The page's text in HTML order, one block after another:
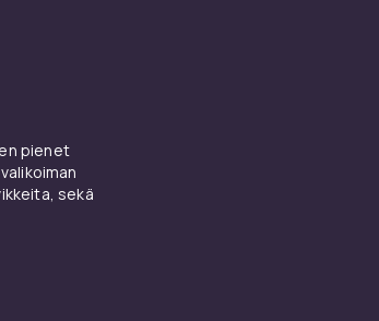
yksi merkittävimmistä
vesipullo on yksinkertaisin tapa
vesipullo voi korvata satoja
pienet
sekä